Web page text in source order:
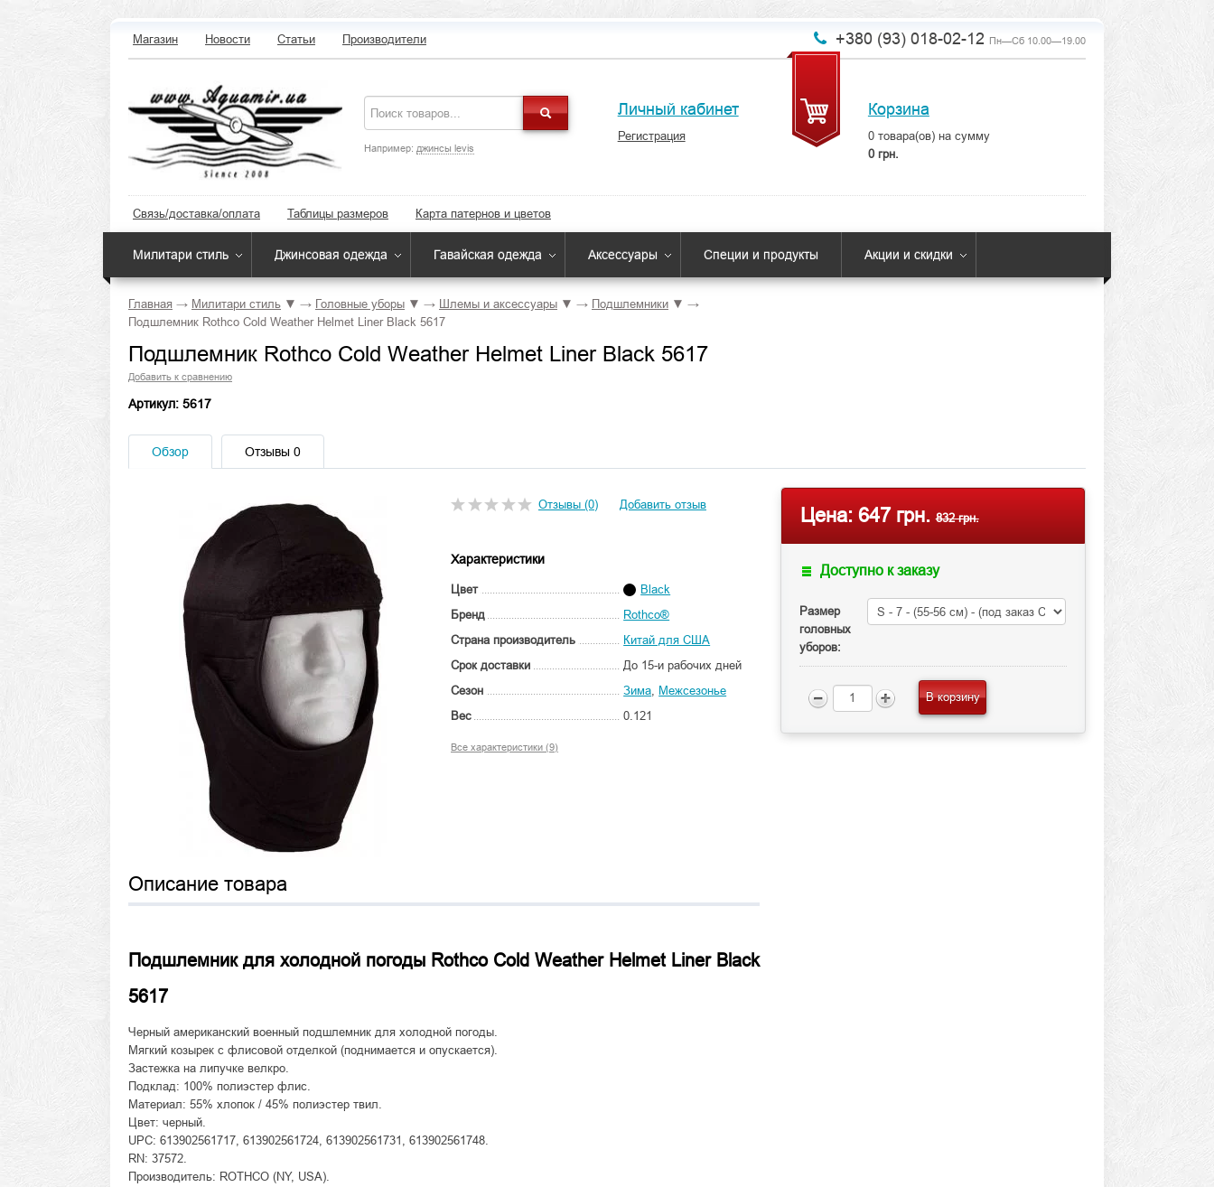
Магазин Новости Статьи Производители +380 (93) 018-02-12 Пн—Сб 10.00—19.00
Например: джинсы levis
Личный кабинет
Регистрация
Корзина
0товара(ов) на сумму
0 грн.
Связь/доставка/оплата Таблицы размеров Карта патернов и цветов
Милитари стиль Джинсовая одежда Гавайская одежда Аксессуары Специи и продукты Акции и скидки
Главная → Милитари стиль ▼ → Головные уборы ▼ → Шлемы и аксессуары ▼ → Подшлемники ▼ →
Подшлемник Rothco Cold Weather Helmet Liner Black 5617
Подшлемник Rothco Cold Weather Helmet Liner Black 5617
Добавить к сравнению
Артикул: 5617
Обзор Отзывы 0
Отзывы (0) Добавить отзыв
Характеристики
Цвет
Black
Бренд
Rothco®
Страна производитель
Китай для США
Срок доставки
До 15-и рабочих дней
Сезон
Зима, Межсезонье
Вес
0.121
Все характеристики (9)
Описание товара
Подшлемник для холодной погоды Rothco Cold Weather Helmet Liner Black
5617
Черный американский военный подшлемник для холодной погоды.
Мягкий козырек с флисовой отделкой (поднимается и опускается).
Застежка на липучке велкро.
Подклад: 100% полиэстер флис.
Материал: 55% хлопок / 45% полиэстер твил.
Цвет: черный.
UPC: 613902561717, 613902561724, 613902561731, 613902561748.
RN: 37572.
Производитель: ROTHCO (NY, USA).
Цена: 647 грн. 832 грн.
Доступно к заказу
Размер
головных
уборов:
В корзину